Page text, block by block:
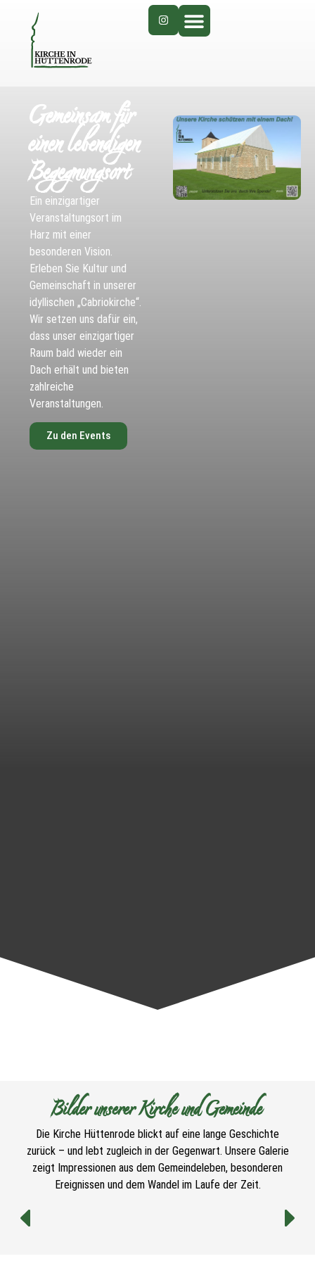
Gemeinsam für
einen lebendigen
Begegnungsort
Ein einzigartiger
Veranstaltungsort im
Harz mit einer
besonderen Vision.
Erleben Sie Kultur und
Gemeinschaft in unserer
idyllischen „Cabriokirche“.
Wir setzen uns dafür ein,
dass unser einzigartiger
Raum bald wieder ein
Dach erhält und bieten
zahlreiche
Veranstaltungen.
Zu den Events
Bilder unserer Kirche und Gemeinde
Die Kirche Hüttenrode blickt auf eine lange Geschichte
zurück – und lebt zugleich in der Gegenwart. Unsere Galerie
zeigt Impressionen aus dem Gemeindeleben, besonderen
Ereignissen und dem Wandel im Laufe der Zeit.